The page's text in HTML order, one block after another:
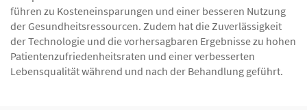
führen zu Kosteneinsparungen und einer besseren Nutzung
der Gesundheitsressourcen. Zudem hat die Zuverlässigkeit
der Technologie und die vorhersagbaren Ergebnisse zu hohen
Patientenzufriedenheitsraten und einer verbesserten
Lebensqualität während und nach der Behandlung geführt.